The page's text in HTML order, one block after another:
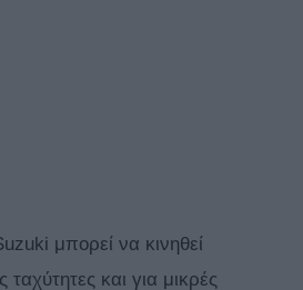
μπορεί να κινηθεί
και για μικρές